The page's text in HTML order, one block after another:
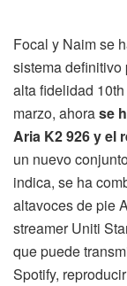
Focal y Naim se
sistema definitivo
alta fidelidad
marzo, ahorase
Aria K2 926 y el
un nuevo
indica, se ha
altavoces de pie
streamer Uniti
que puede
Spotify,